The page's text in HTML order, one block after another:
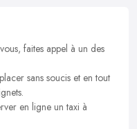
faites appel à un des
sans soucis et en tout
en ligne un taxi à